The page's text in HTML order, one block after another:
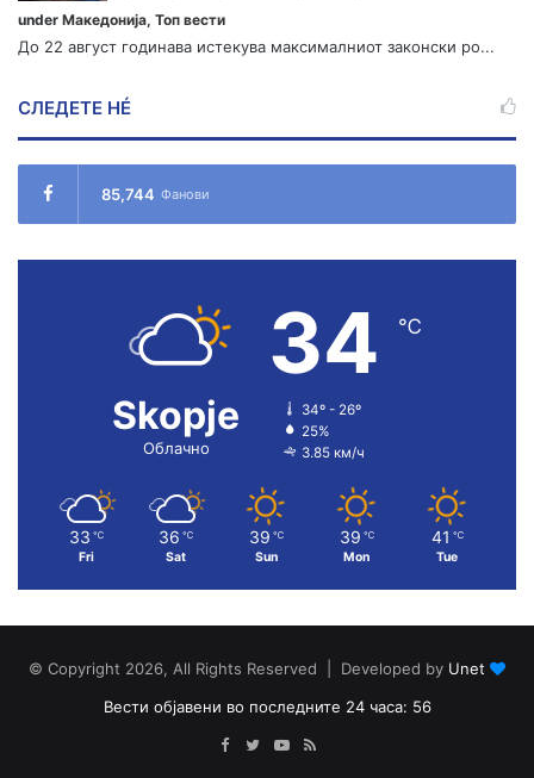
under Македонија, Топ вести
До 22 август годинава истекува максималниот законски ро...
СЛЕДЕТЕ НÉ
85,744 Фанови
Skopje
Облачно
34 ℃
34º - 26º
25%
3.85 км/ч
33 ℃
Fri
36 ℃
Sat
39 ℃
Sun
39 ℃
Mon
41 ℃
Tue
© Copyright 2026, All Rights Reserved | Developed by Unet
Вести објавени во последните 24 часа: 56
Facebook
TwitterYouTube
RSS